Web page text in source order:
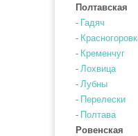
Полтавская
- Гадяч
-
- Кременчуг
- Лохвица
- Лубны
- Перелески
- Полтава
Ровенская